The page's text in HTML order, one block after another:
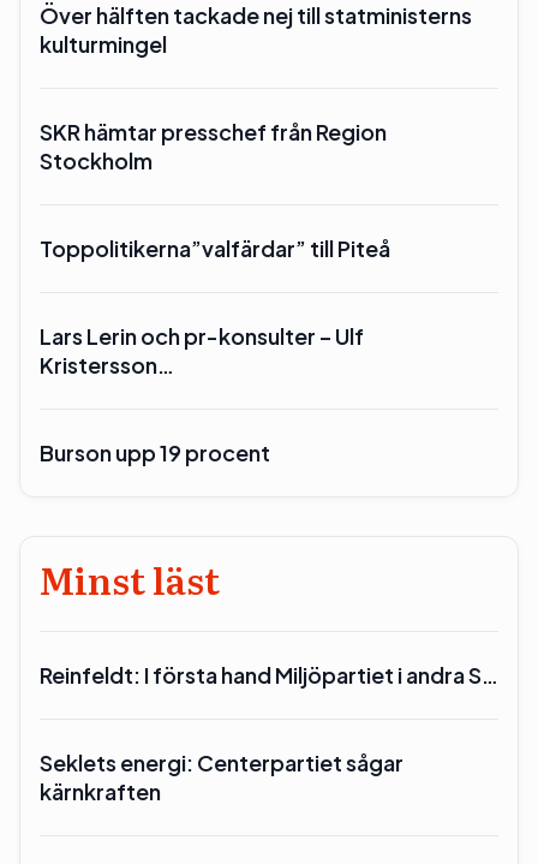
Över hälften tackade nej till statministerns
kulturmingel
SKR hämtar presschef från Region
Stockholm
Toppolitikerna”valfärdar” till Piteå
Lars Lerin och pr-konsulter – Ulf
Kristersson…
Burson upp 19 procent
Minst läst
Reinfeldt: I första hand Miljöpartiet i andra S…
Seklets energi: Centerpartiet sågar
kärnkraften